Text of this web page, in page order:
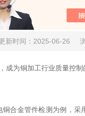
探伤仪是穿
新时间：2025-06-26
为铜加工行业质量控
金管件检测为例，采